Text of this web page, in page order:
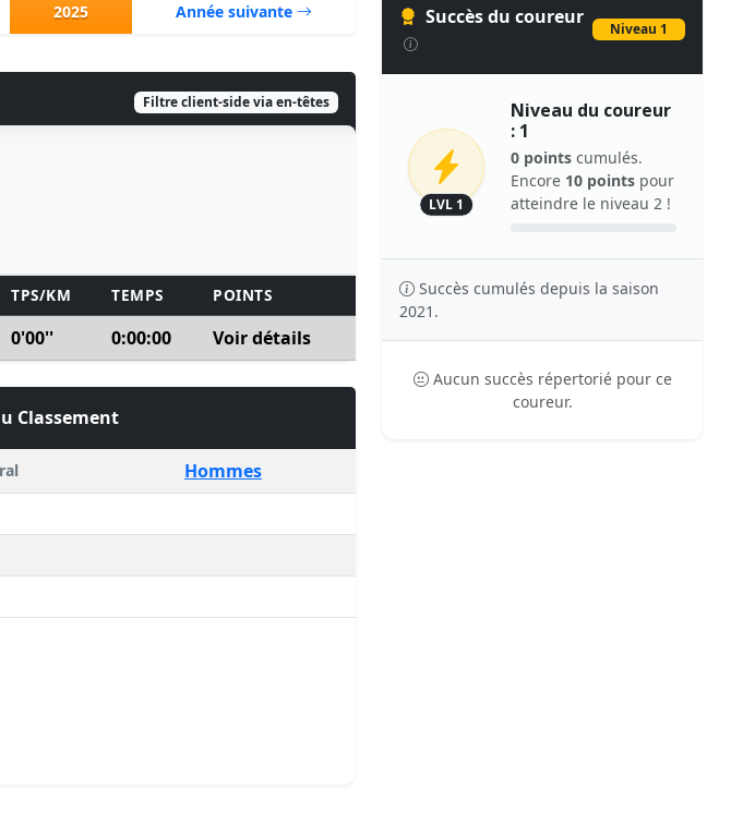
2025 Année suivante
Filtre client-side via en-têtes
TPS/KM TEMPS POINTS
0'00'' 0:00:00 Voir détails
Classement
Hommes
Succès du coureur
Niveau 1
LVL 1
Niveau du coureur
: 1
0 points cumulés.
Encore 10 points pour
atteindre le niveau 2 !
Succès cumulés depuis la saison
2021.
Aucun succès répertorié pour ce
coureur.